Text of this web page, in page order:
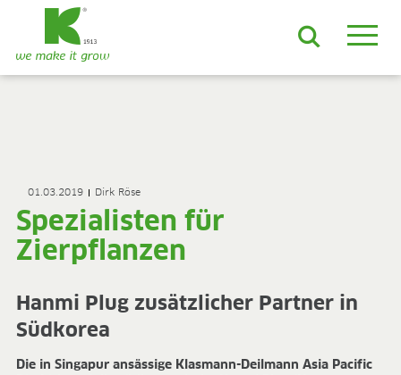
ProLine Substrate
Florabella® Hobbyerden
Containermulch
Rohstoffe
Log & Solve
Growbag
Liefersicherheit
01.03.2019 Dirk Röse
Spezialisten für
Zierpflanzen
Hanmi Plug zusätzlicher Partner in
Südkorea
Die in Singapur ansässige Klasmann-Deilmann Asia Pacific